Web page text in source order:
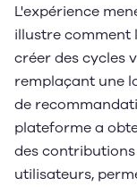
L'expérience
illustre comment
créer des cycles
remplaçant une
de
plateforme a
des
utilisateurs,